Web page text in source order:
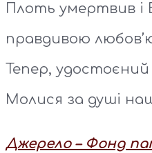
Плоть умертвив і
правдивою
Тепер, удостоєний
Молися за душі
Джерело – Фонд